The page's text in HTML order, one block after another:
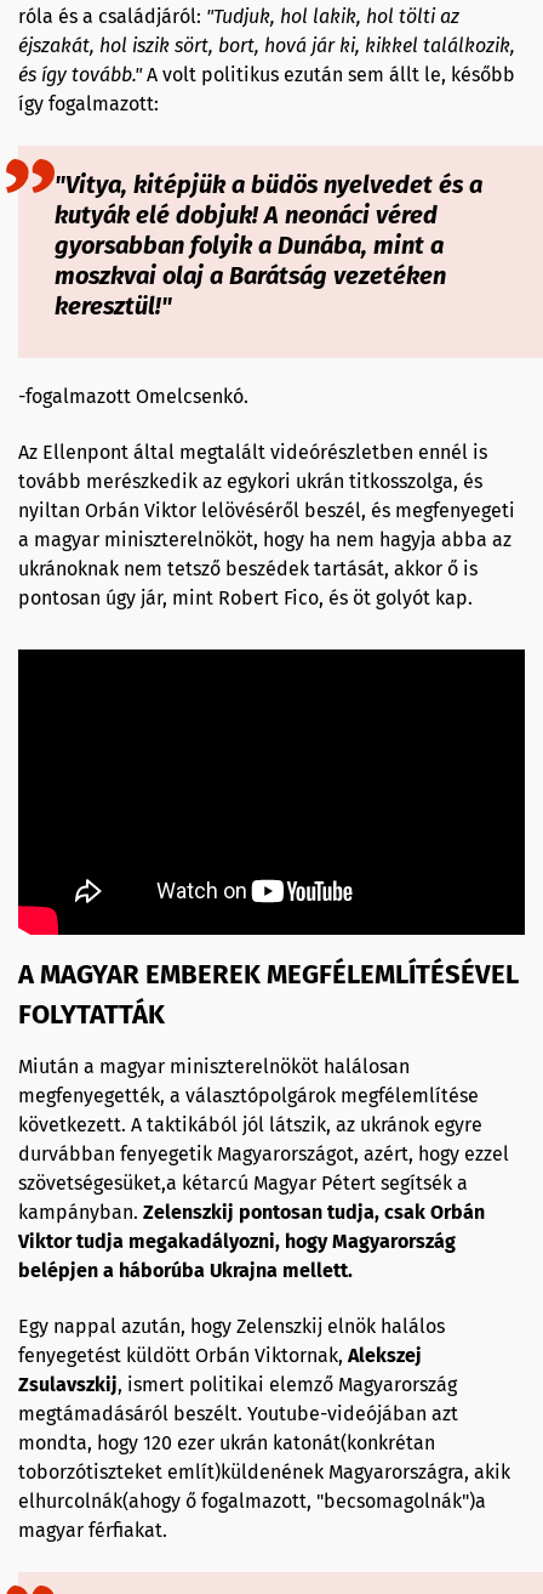
róla és a családjáról: "Tudjuk, hol lakik, hol tölti az
éjszakát, hol iszik sört, bort, hová jár ki, kikkel találkozik,
és így tovább."A volt politikus ezután sem állt le, később
így fogalmazott:
"Vitya, kitépjük a büdös nyelvedet és a
kutyák elé dobjuk! A neonáci véred
gyorsabban folyik a Dunába, mint a
moszkvai olaj a Barátság vezetéken
keresztül!"
-fogalmazott Omelcsenkó.
Az Ellenpont által megtalált videórészletben ennél is
tovább merészkedik az egykori ukrán titkosszolga, és
nyiltan Orbán Viktor lelövéséről beszél, és megfenyegeti
a magyar miniszterelnököt, hogy ha nem hagyja abba az
ukránoknak nem tetsző beszédek tartását, akkor ő is
pontosan úgy jár, mint Robert Fico, és öt golyót kap.
A MAGYAR EMBEREK MEGFÉLEMLÍTÉSÉVEL
FOLYTATTÁK
Miután a magyar miniszterelnököt halálosan
megfenyegették, a választópolgárok megfélemlítése
következett. A taktikából jól látszik, az ukránok egyre
durvábban fenyegetik Magyarországot, azért, hogy ezzel
szövetségesüket,a kétarcú Magyar Pétert segítsék a
kampányban. Zelenszkij pontosan tudja, csak Orbán
Viktor tudja megakadályozni, hogy Magyarország
belépjen a háborúba Ukrajna mellett.
Egy nappal azután, hogy Zelenszkij elnök halálos
fenyegetést küldött Orbán Viktornak, Alekszej
Zsulavszkij, ismert politikai elemző Magyarország
megtámadásáról beszélt. Youtube-videójában azt
mondta, hogy 120 ezer ukrán katonát(konkrétan
toborzótiszteket említ)küldenének Magyarországra, akik
elhurcolnák(ahogy ő fogalmazott, "becsomagolnák")a
magyar férfiakat.